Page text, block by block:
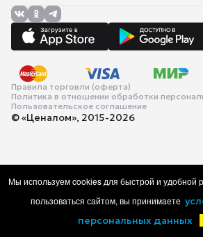
Правила торговли (оферта)
Политика в отношении обработки
Пользовательское соглашение
© «Ценалом», 2015-2026
Каталог Корзина
Мы используем cookies для быстрой и удобной
пользоваться сайтом, вы принимаете
персональных данных